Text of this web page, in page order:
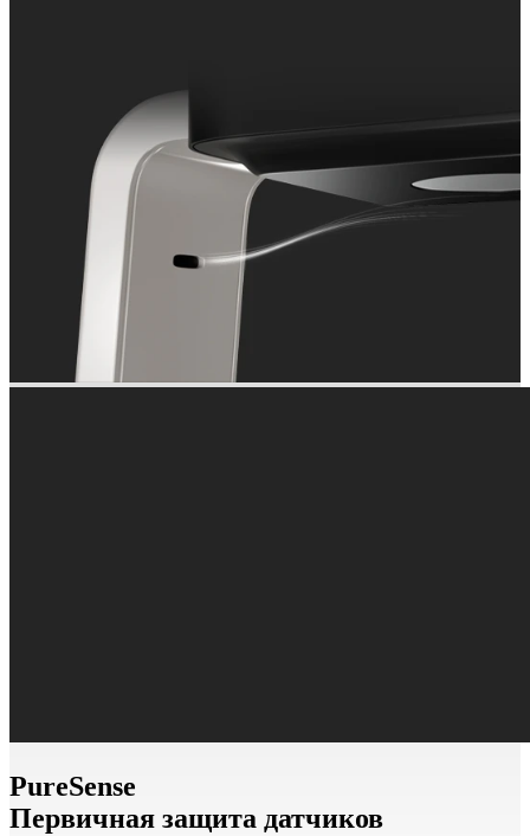
PureSense
Первичная защита датчиков